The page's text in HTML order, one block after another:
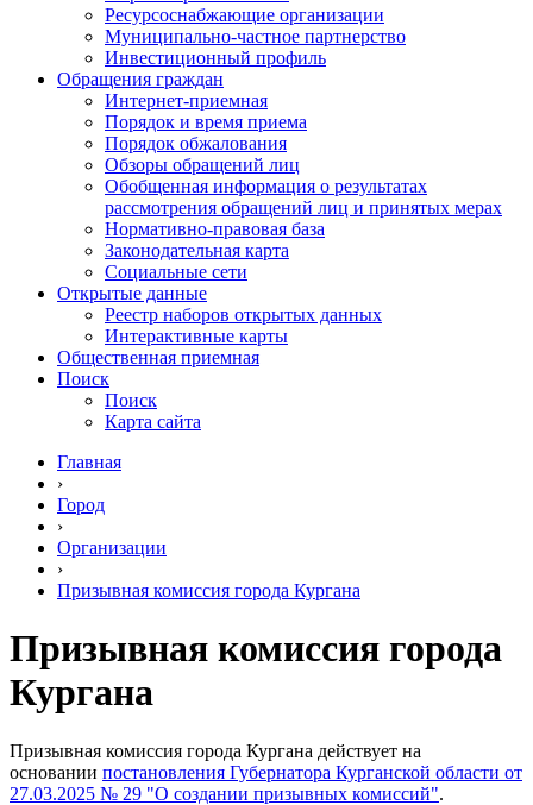
Ресурсоснабжающие организации
Муниципально-частное партнерство
Инвестиционный профиль
Обращения граждан
Интернет-приемная
Порядок и время приема
Порядок обжалования
Обзоры обращений лиц
Обобщенная информация о результатах
рассмотрения обращений лиц и принятых мерах
Нормативно-правовая база
Законодательная карта
Социальные сети
Открытые данные
Реестр наборов открытых данных
Интерактивные карты
Общественная приемная
Поиск
Поиск
Карта сайта
Главная
›
Город
›
Организации
›
Призывная комиссия города Кургана
Призывная комиссия города
Кургана
Призывная комиссия города Кургана действует на
основании постановления Губернатора Курганской области от
27.03.2025 № 29 "О создании призывных комиссий".